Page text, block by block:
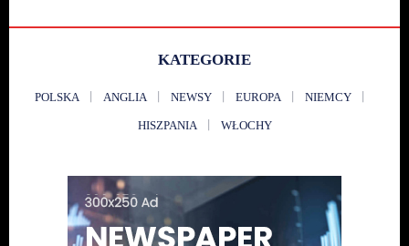
KATEGORIE
POLSKA ANGLIA NEWSY EUROPA NIEMCY
HISZPANIA WŁOCHY